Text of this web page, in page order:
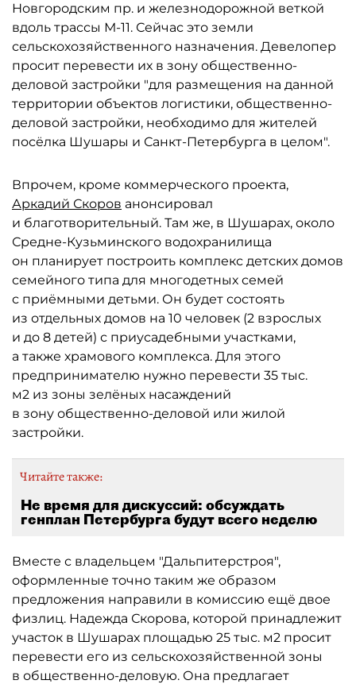
Новгородским пр. и железнодорожной веткой
вдоль трассы М-11. Сейчас это земли
сельскохозяйственного назначения. Девелопер
просит перевести их в зону общественно-
деловой застройки "для размещения на данной
территории объектов логистики, общественно-
деловой застройки, необходимо для жителей
посёлка Шушары и Санкт-Петербурга в целом".
Впрочем, кроме коммерческого проекта,
Аркадий Скоров анонсировал
и благотворительный. Там же, в Шушарах, около
Средне-Кузьминского водохранилища
он планирует построить комплекс детских домов
семейного типа для многодетных семей
с приёмными детьми. Он будет состоять
из отдельных домов на 10 человек (2 взрослых
и до 8 детей) с приусадебными участками,
а также храмового комплекса. Для этого
предпринимателю нужно перевести 35 тыс.
м2 из зоны зелёных насаждений
в зону общественно-деловой или жилой
застройки.
Читайте также:
Не время для дискуссий: обсуждать
генплан Петербурга будут всего неделю
Вместе с владельцем "Дальпитерстроя",
оформленные точно таким же образом
предложения направили в комиссию ещё двое
физлиц. Надежда Скорова, которой принадлежит
участок в Шушарах площадью 25 тыс. м2 просит
перевести его из сельскохозяйственной зоны
в общественно-деловую. Она предлагает